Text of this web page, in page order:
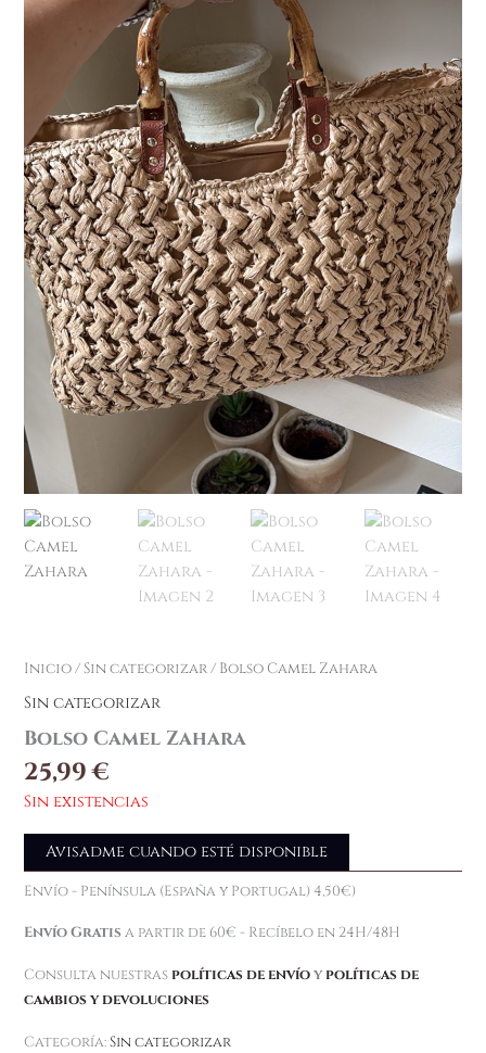
Inicio/Sin categorizar/ Bolso Camel Zahara
Sin categorizar
Bolso Camel Zahara
25,99€
Sin existencias
Avisadme cuando esté disponible
Envío - Península (España y Portugal) 4,50€)
Envío Gratis a partir de 60€ - Recíbelo en 24H/48H
Consulta nuestras políticas de envíoy políticas de
cambios y devoluciones
Categoría:Sin categorizar